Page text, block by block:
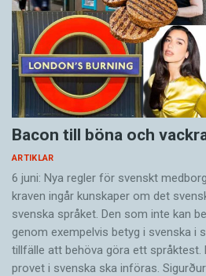
Bacon till böna och
ARTIKLAR
6 juni: Nya regler för svenskt
kraven ingår kunskaper om det
svenska språket. Den som inte kan
genom exempelvis betyg i svenska i
tillfälle att behöva göra ett språktest.
provet i svenska ska införas.